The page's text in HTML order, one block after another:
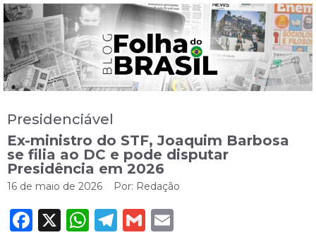
Presidenciável
Ex-ministro do STF, Joaquim Barbosa
se filia ao DC e pode disputar
Presidência em 2026
16 de maio de 2026 Por: Redação
Facebook
X WhatsApp
Telegram
Gmail